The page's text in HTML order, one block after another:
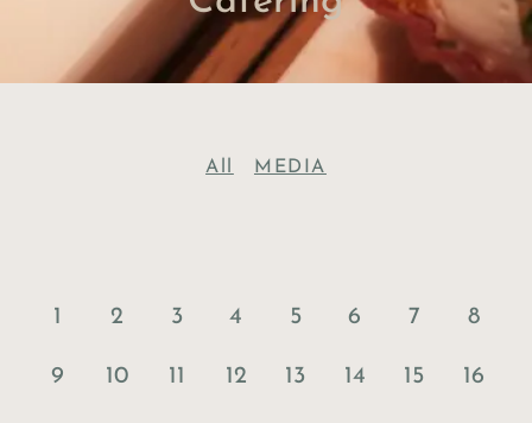
All MEDIA
1 2 3 4 5 6 7 8
9 10 11 12 13 14 15 16